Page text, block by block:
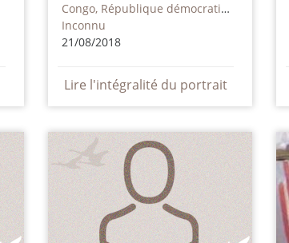
Congo, République démocratique
Inconnu
21/08/2018
Lire l'intégralité du portrait